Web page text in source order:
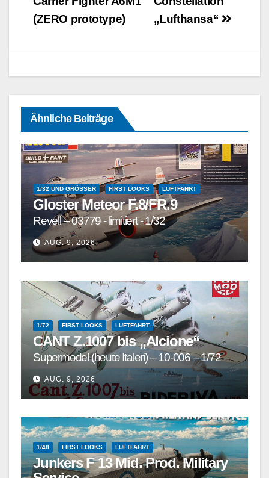
„Lufthansa“
(ZERO prototype)
Ähnliche Beiträge
1/32 UND GRÖSSER FIRST LOOKS LUFTFAHRT
Gloster Meteor F.8/FR.9
Revell – 03779 - limitiert - 1/32
AUG. 9, 2026
1/72 FIRST LOOKS LUFTFAHRT
CANT Z.1007 bis „Alcione“
Supermodel (heute Italeri) – 10-006 – 1/72
AUG. 9, 2026
1/48 FIRST LOOKS LUFTFAHRT
Junkers F 13 Mid. Prod. Military